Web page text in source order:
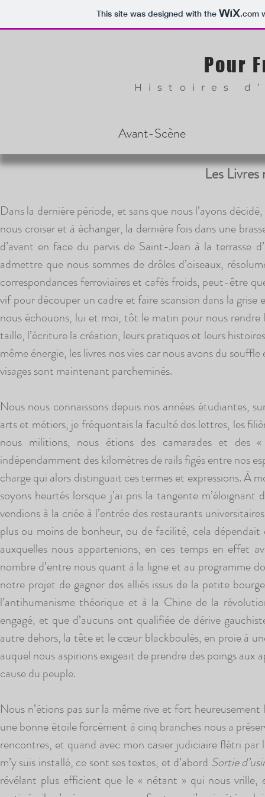
This site was designed with the .com
Histoires
Pour
Avant-Scène
Les
Dans la dernière période, et sans que nous l’ayons
nous croiser et à échanger, la dernière fois dans une
d’avant en face du parvis de Saint-Jean à la terrasse
admettre que nous sommes de drôles d’oiseaux,
correspondances ferroviaires et cafés froids, peut-être
vif pour découper un cadre et faire scansion dans la
nous échouons, lui et moi, tôt le matin pour nous
taille, l’écriture la création, leurs pratiques et leurs
même énergie, les livres nos vies car nous avons du
visages sont maintenant parcheminés.
Nous nous connaissons depuis nos années étudiantes,
arts et métiers, je fréquentais la faculté des lettres, les
nous militions, nous étions des camarades et des
indépendamment des kilomètres de rails figés entre nos
charge qui alors distinguait ces termes et expressions. À
soyons heurtés lorsque j’ai pris la tangente
vendions à la criée à l’entrée des restaurants
plus ou moins de bonheur, ou de facilité, cela dépendait
auxquelles nous appartenions, en ces temps en effet
nombre d’entre nous quant à la ligne et au programme
notre projet de gagner des alliés issus de la petite
l’antihumanisme théorique et à la Chine de la
engagé, et que d’aucuns ont qualifiée de dérive
autre dehors, la tête et le cœur blackboulés, en proie à
auquel nous aspirions exigeait de prendre des poings aux
cause du peuple.
Nous n’étions pas sur la même rive et fort
une bonne étoile forcément à cinq branches nous a
rencontres, et quand avec mon casier judiciaire flétri par
m’y suis installé, ce sont ses textes, et d’abord Sortie
révélant plus efficient que le « nétant » qui nous